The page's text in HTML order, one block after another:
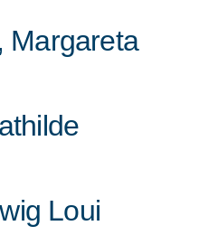
, Margareta
Loui